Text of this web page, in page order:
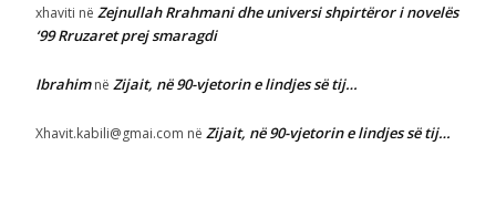
xhaviti në Zejnullah Rrahmani dhe universi shpirtëror i novelës
‘99 Rruzaret prej smaragdi
Ibrahimnë Zijait, në 90-vjetorin e lindjes së tij…
Xhavit.kabili@gmai.com në Zijait, në 90-vjetorin e lindjes së tij…